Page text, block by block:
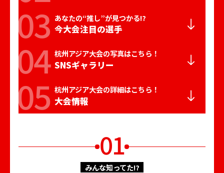
あなたの“推し”が見つかる⁉
今大会注目の選手
杭州アジア大会の写真はこちら！
SNSギャラリー
杭州アジア大会の詳細はこちら！
大会情報
01
みんな知ってた⁉